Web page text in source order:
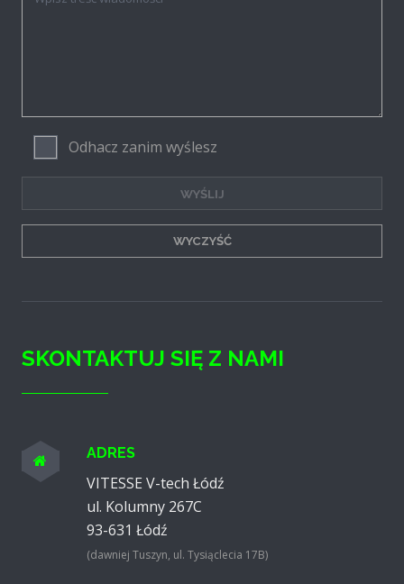
Odhacz zanim wyślesz
SKONTAKTUJ SIĘ Z NAMI
ADRES
VITESSE V-tech Łódź
ul. Kolumny 267C
93-631 Łódź
(dawniej Tuszyn, ul. Tysiąclecia 17B)